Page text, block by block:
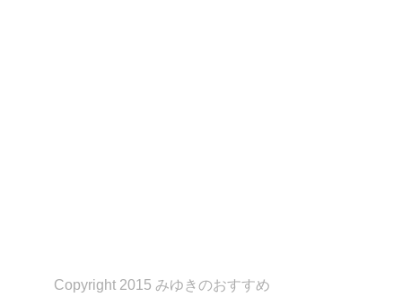
Copyright 2015 みゆきのおすすめ